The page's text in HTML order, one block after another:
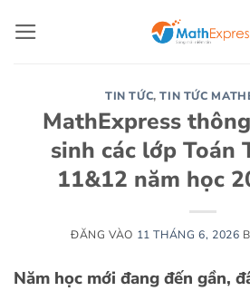
qua
TIN TỨC,TIN TỨC
MathExpress
sinh các lớp Toán
11&12 năm học
ĐĂNG VÀO 11 THÁNG 6, 2026
Năm học mới đang đến gần,